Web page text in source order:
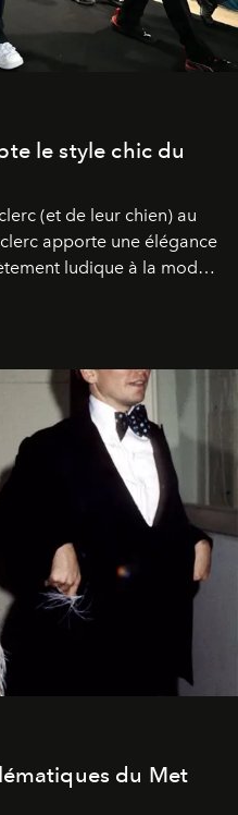
le style chic du
(et de leur chien) au
apporte une élégance
ludique à la mode
du Met